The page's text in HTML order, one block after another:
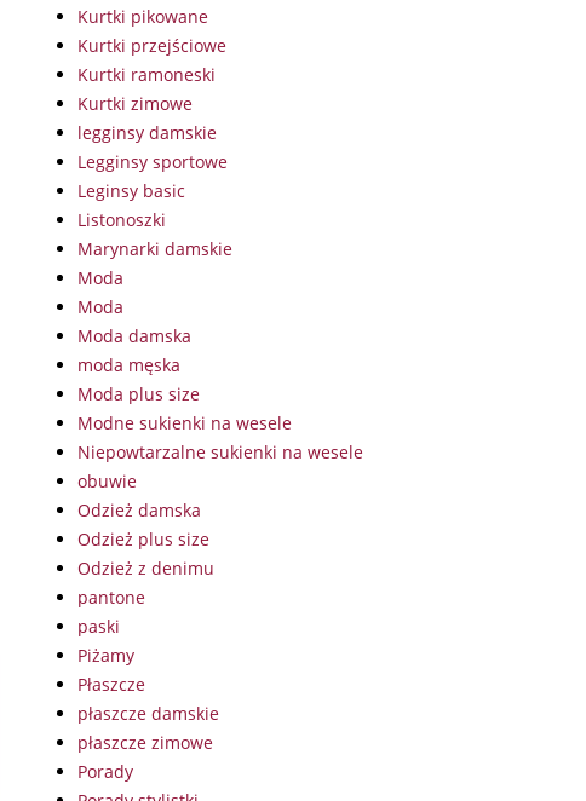
Kurtki pikowane
Kurtki przejściowe
Kurtki ramoneski
Kurtki zimowe
legginsy damskie
Legginsy sportowe
Leginsy basic
Listonoszki
Marynarki damskie
Moda
Moda
Moda damska
moda męska
Moda plus size
Modne sukienki na wesele
Niepowtarzalne sukienki na wesele
obuwie
Odzież damska
Odzież plus size
Odzież z denimu
pantone
paski
Piżamy
Płaszcze
płaszcze damskie
płaszcze zimowe
Porady